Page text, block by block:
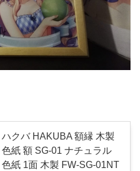
ハクバ HAKUBA 額縁 木製
色紙 額 SG-01 ナチュラル
色紙 1面 木製 FW-SG-01NT